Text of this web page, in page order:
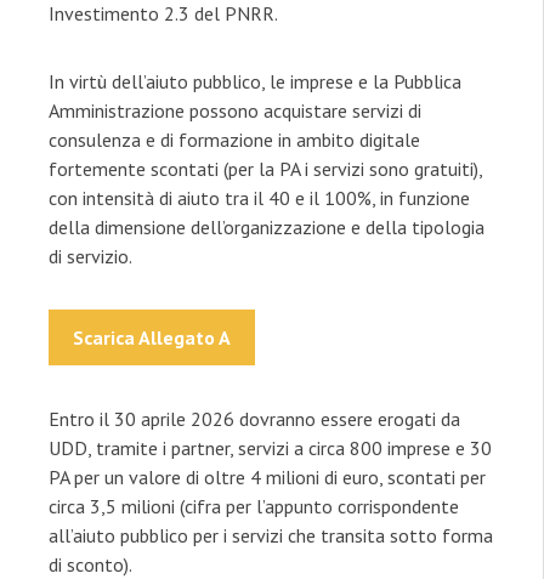
Investimento 2.3 del PNRR.
In virtù dell’aiuto pubblico, le imprese e la Pubblica
Amministrazione possono acquistare servizi di
consulenza e di formazione in ambito digitale
fortemente scontati (per la PA i servizi sono gratuiti),
con intensità di aiuto tra il 40 e il 100%, in funzione
della dimensione dell’organizzazione e della tipologia
di servizio.
Scarica Allegato A
Entro il 30 aprile 2026 dovranno essere erogati da
UDD, tramite i partner, servizi a circa 800 imprese e 30
PA per un valore di oltre 4 milioni di euro, scontati per
circa 3,5 milioni (cifra per l’appunto corrispondente
all’aiuto pubblico per i servizi che transita sotto forma
di sconto).